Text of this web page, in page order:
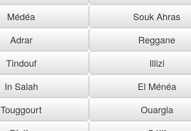
Médéa
Souk Ahras
Adrar
Reggane
Tindouf
Illizi
In Salah
El Ménéa
Touggourt
Ouargla